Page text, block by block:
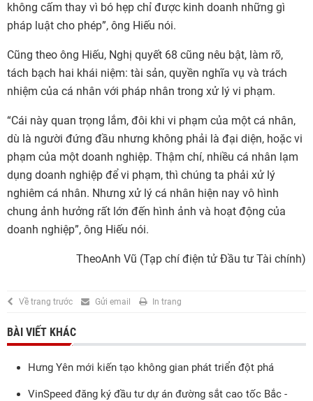
không cấm thay vì bó hẹp chỉ được kinh doanh những gì
pháp luật cho phép”, ông Hiếu nói.
Cũng theo ông Hiếu, Nghị quyết 68 cũng nêu bật, làm rõ,
tách bạch hai khái niệm: tài sản, quyền nghĩa vụ và trách
nhiệm của cá nhân với pháp nhân trong xử lý vi phạm.
“Cái này quan trọng lắm, đôi khi vi phạm của một cá nhân,
dù là người đứng đầu nhưng không phải là đại diện, hoặc vi
phạm của một doanh nghiệp. Thậm chí, nhiều cá nhân lạm
dụng doanh nghiệp để vi phạm, thì chúng ta phải xử lý
nghiêm cá nhân. Nhưng xử lý cá nhân hiện nay vô hình
chung ảnh hưởng rất lớn đến hình ảnh và hoạt động của
doanh nghiệp”, ông Hiếu nói.
TheoAnh Vũ (Tạp chí điện tử Đầu tư Tài chính)
Về trang trước Gửi email In trang
BÀI VIẾT KHÁC
Hưng Yên mới kiến tạo không gian phát triển đột phá
VinSpeed đăng ký đầu tư dự án đường sắt cao tốc Bắc -